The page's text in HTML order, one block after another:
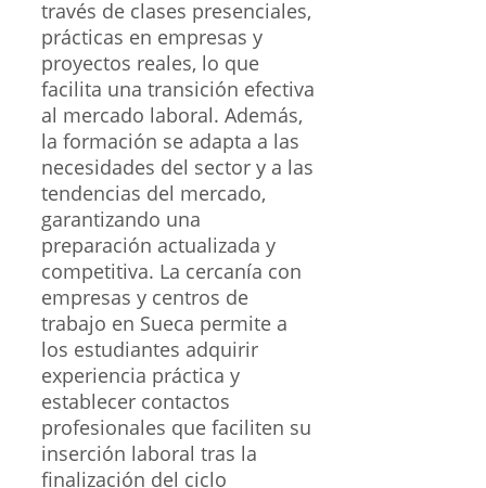
través de clases presenciales,
prácticas en empresas y
proyectos reales, lo que
facilita una transición efectiva
al mercado laboral. Además,
la formación se adapta a las
necesidades del sector y a las
tendencias del mercado,
garantizando una
preparación actualizada y
competitiva. La cercanía con
empresas y centros de
trabajo en Sueca permite a
los estudiantes adquirir
experiencia práctica y
establecer contactos
profesionales que faciliten su
inserción laboral tras la
finalización del ciclo